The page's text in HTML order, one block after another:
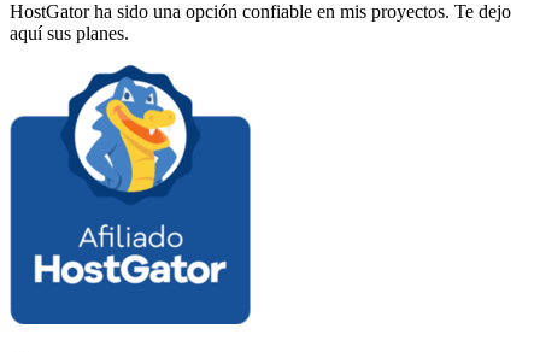
HostGator ha sido una opción confiable en mis proyectos. Te dejo
aquí sus planes.